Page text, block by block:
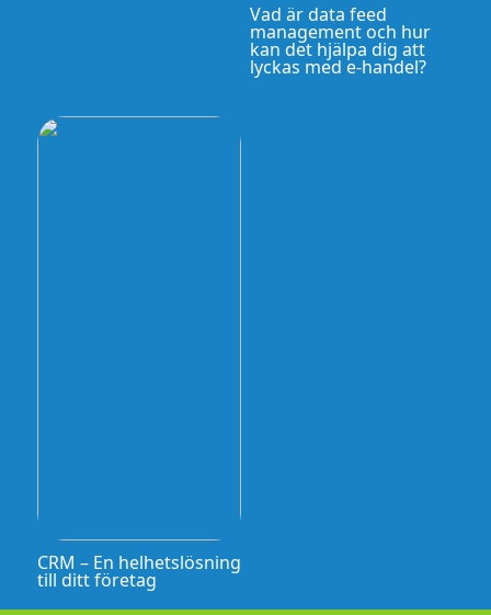
Vad är data feed
management och hur
kan det hjälpa dig att
lyckas med e-handel?
CRM – En helhetslösning
till ditt företag